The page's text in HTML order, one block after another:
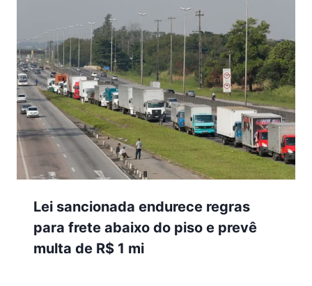
Lei sancionada endurece regras
para frete abaixo do piso e prevê
multa de R$ 1 mi